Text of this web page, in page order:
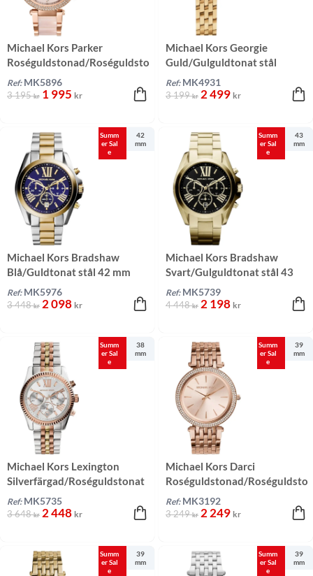
Michael Kors Parker
Roséguldstonad/Roséguldsto
nat stål 39 mm
Ref: MK5896
3 195kr 1 995 kr
Michael Kors Georgie
Guld/Gulguldtonat stål
Ref: MK4931
3 199kr 2 499 kr
Summ
er Sal
e
42
mm
Michael Kors Bradshaw
Blå/Guldtonat stål 42 mm
Ref: MK5976
3 448kr 2 098 kr
Summ
er Sal
e
43
mm
Michael Kors Bradshaw
Svart/Gulguldtonat stål 43
mm
Ref: MK5739
4 448kr 2 198 kr
Summ
er Sal
e
38
mm
Michael Kors Lexington
Silverfärgad/Roséguldstonat
stål 38 mm
Ref: MK5735
3 648kr 2 448 kr
Summ
er Sal
e
39
mm
Michael Kors Darci
Roséguldstonad/Roséguldsto
nat stål 39 mm
Ref: MK3192
3 249kr 2 249 kr
Summ
er Sal
e
39
mm
Summ
er Sal
e
39
mm